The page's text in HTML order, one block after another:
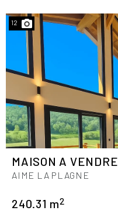
12
MAISON A VENDRE
AIME LA PLAGNE
240.31 m2